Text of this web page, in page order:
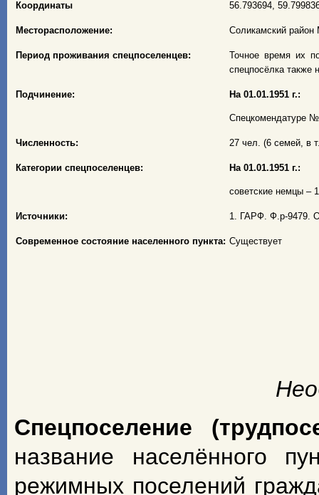
Координаты 56.793694,
Месторасположение: Соликамский район
Период проживания спецпоселенцев:
Точное время их
спецпосёлка также
Подчинение: На 01.01.1951 г.:
Спецкомендатуре №
Численность: 27 чел. (6 семей, в
Категории спецпоселенцев: На 01.01.1951 г.:
советские немцы –
Источники: 1. ГАРФ. Ф.р-9479.
Современное состояние населенного пункта: Существует
Спецпоселение
название населённого
режимных поселений